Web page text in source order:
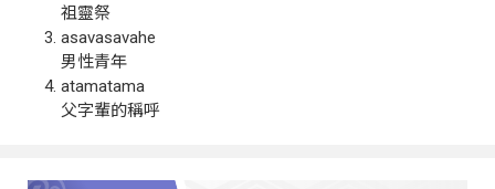
祖靈祭
asavasavahe
男性青年
atamatama
父字輩的稱呼